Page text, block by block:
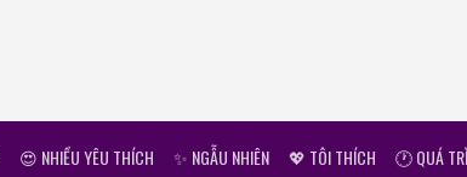
😍 NHIỀU YÊU THÍCH ✨ NGẪU NHIÊN 💖 TÔI THÍCH 🕐 QUÁ